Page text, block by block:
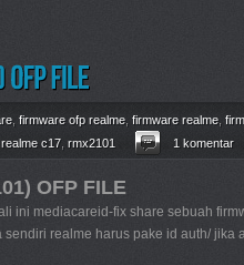
firmware ofp realme firmware realme
realme c17 rmx2101 1 komentar
) OFP FILE
ini mediacareid-fix share sebuah
realme harus pake id auth/ jika